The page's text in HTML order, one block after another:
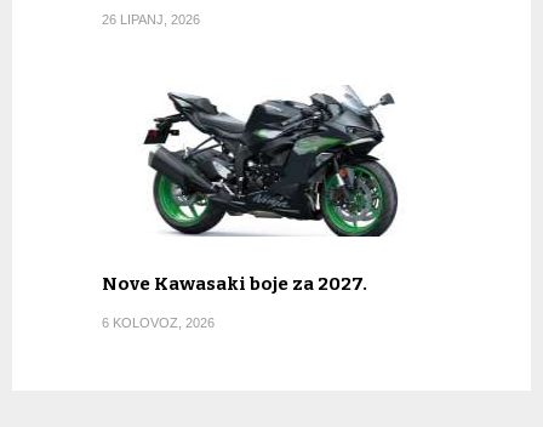
26 LIPANJ, 2026
Nove Kawasaki boje za 2027.
6 KOLOVOZ, 2026